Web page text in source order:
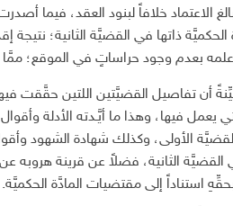
الاعتماد خلافاً لبنود العقد، فيما
الحكميَّة ذاتها في القضيَّة الثانية؛
بعدم وجود حراساتٍ في الموقع؛
أن تفاصيل القضيَّتين اللتين حقَّقت
الأولى، وكذلك شهادة الشهود
الثانية، فضلاً عن قرينة هروبه عن
استناداً إلى مقتضيات المادَّة الحكميَّة.